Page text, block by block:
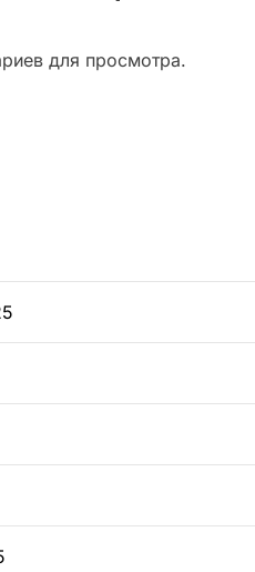
для просмотра.